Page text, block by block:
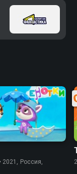
2021, Россия,